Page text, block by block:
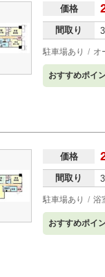
価格
間取り
駐車場あり オ
おすすめポイ
価格
間取り
駐車場あり 浴
おすすめポイ